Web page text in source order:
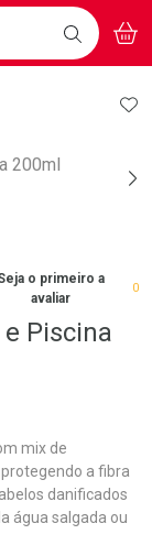
BAIXE
O APP
BUSCAR
o primeiro a
avaliar
0
Piscina
mix de
a fibra
danificados
água salgada ou